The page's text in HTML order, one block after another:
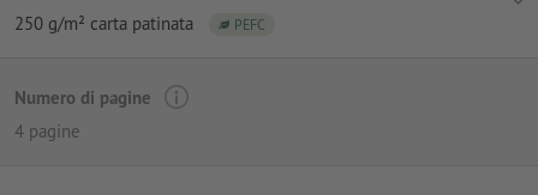
250 g/m² carta patinata
PEFC
Numero di pagine
4 pagine